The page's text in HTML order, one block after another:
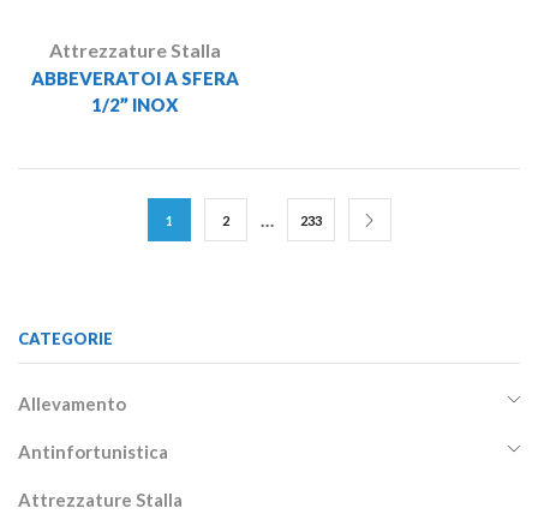
Attrezzature Stalla
ABBEVERATOI A SFERA
1/2” INOX
1 2 … 233
CATEGORIE
Allevamento
Antinfortunistica
Attrezzature Stalla